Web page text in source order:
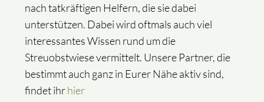
nach tatkräftigen Helfern, die sie dabei
unterstützen. Dabei wird oftmals auch viel
interessantes Wissen rund um die
Streuobstwiese vermittelt. Unsere Partner, die
bestimmt auch ganz in Eurer Nähe aktiv sind,
findet ihrhier